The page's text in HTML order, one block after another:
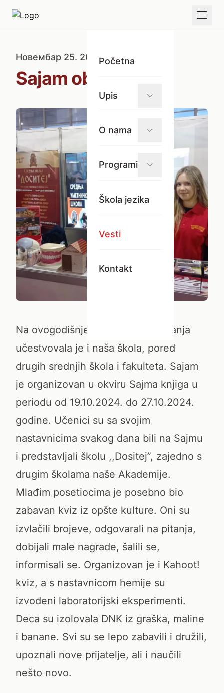
Početna
Upis
O nama
Programi
Škola jezika
Vesti
Kontakt
Новембар 25. 2024.
Sajam obrazovanja
Na ovogodišnjem Sajmu obrazovanja
učestvovala je i naša škola, pored
drugih srednjih škola i fakulteta. Sajam
je organizovan u okviru Sajma knjiga u
periodu od 19.10.2024. do 27.10.2024.
godine. Učenici su sa svojim
nastavnicima svakog dana bili na Sajmu
i predstavljali školu ,,Dositej”, zajedno s
drugim školama naše Akademije.
Mlađim posetiocima je posebno bio
zabavan kviz iz opšte kulture. Oni su
izvlačili brojeve, odgovarali na pitanja,
dobijali male nagrade, šalili se,
informisali se. Organizovan je i Kahoot!
kviz, a s nastavnicom hemije su
izvođeni laboratorijski eksperimenti.
Deca su izolovala DNK iz graška, maline
i banane. Svi su se lepo zabavili i družili,
upoznali nove prijatelje, ali i naučili
nešto novo.